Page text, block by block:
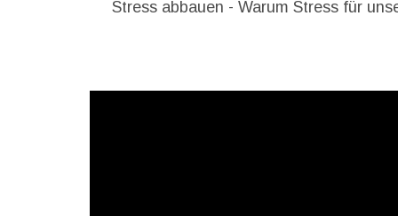
Stress abbauen - Warum Stress für